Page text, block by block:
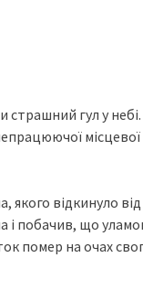
гул у
відкинуло від
і побачив, що
помер на очах